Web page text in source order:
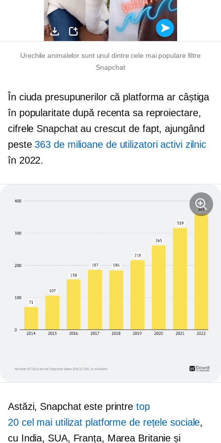
Urechile animalelor sunt unul dintre cele mai populare filtre
Snapchat
În ciuda presupunerilor că platforma ar câștiga
în popularitate după recenta sa reproiectare,
cifrele Snapchat au crescut de fapt, ajungând
peste363 de milioane de utilizatori activi zilnic
în 2022.
Astăzi, Snapchat este printre top
20 cel mai utilizat platforme de rețele sociale,
cu India, SUA, Franța, Marea Britanie și